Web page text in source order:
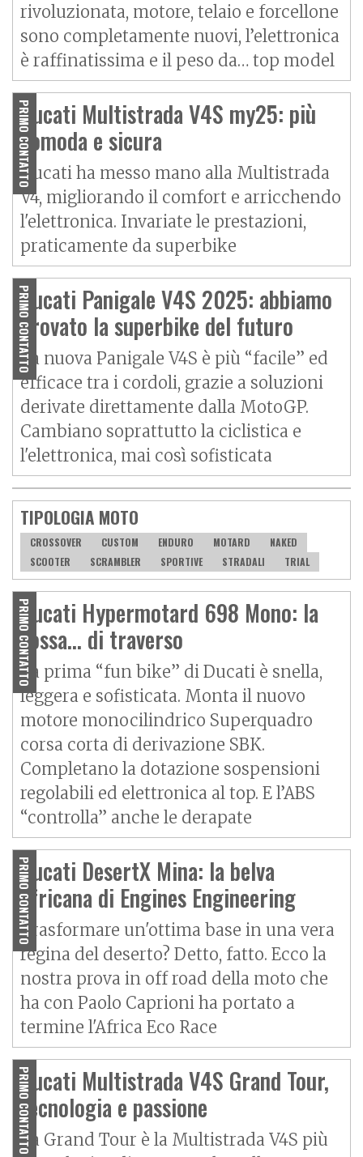
rivoluzionata, motore, telaio e forcellone
sono completamente nuovi, l’elettronica
è raffinatissima e il peso da… top model
PRIMO CONTATTO
Ducati Multistrada V4S my25: più
comoda e sicura
Ducati ha messo mano alla Multistrada
V4, migliorando il comfort e arricchendo
l'elettronica. Invariate le prestazioni,
praticamente da superbike
PRIMO CONTATTO
Ducati Panigale V4S 2025: abbiamo
provato la superbike del futuro
La nuova Panigale V4S è più “facile” ed
efficace tra i cordoli, grazie a soluzioni
derivate direttamente dalla MotoGP.
Cambiano soprattutto la ciclistica e
l'elettronica, mai così sofisticata
TIPOLOGIA MOTO
CROSSOVER CUSTOM ENDURO MOTARD
NAKED
SCOOTER
SCRAMBLER SPORTIVE STRADALI TRIAL
PRIMO CONTATTO
Ducati Hypermotard 698 Mono: la
rossa... di traverso
La prima “fun bike” di Ducati è snella,
leggera e sofisticata. Monta il nuovo
motore monocilindrico Superquadro
corsa corta di derivazione SBK.
Completano la dotazione sospensioni
regolabili ed elettronica al top. E l’ABS
“controlla” anche le derapate
PRIMO CONTATTO
Ducati DesertX Mina: la belva
africana di Engines Engineering
Trasformare un'ottima base in una vera
regina del deserto? Detto, fatto. Ecco la
nostra prova in off road della moto che
ha con Paolo Caprioni ha portato a
termine l'Africa Eco Race
PRIMO CONTATTO
Ducati Multistrada V4S Grand Tour,
tecnologia e passione
La Grand Tour è la Multistrada V4S più